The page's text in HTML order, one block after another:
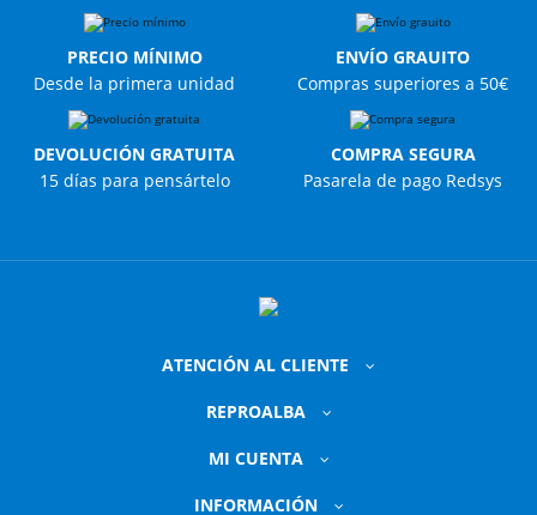
PRECIO MÍNIMO
Desde la primera unidad
ENVÍO GRAUITO
Compras superiores a 50€
DEVOLUCIÓN GRATUITA
15 días para pensártelo
COMPRA SEGURA
Pasarela de pago Redsys
ATENCIÓN AL CLIENTE
REPROALBA
MI CUENTA
INFORMACIÓN